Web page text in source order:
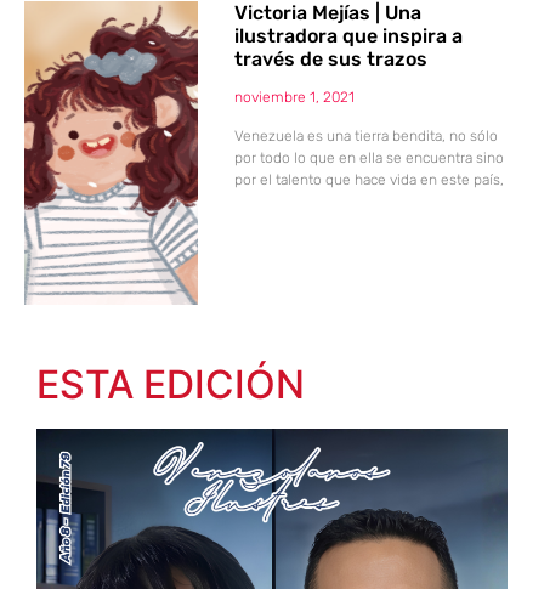
Victoria Mejías | Una
ilustradora que inspira a
través de sus trazos
noviembre 1, 2021
Venezuela es una tierra bendita, no sólo
por todo lo que en ella se encuentra sino
por el talento que hace vida en este país,
ESTA EDICIÓN